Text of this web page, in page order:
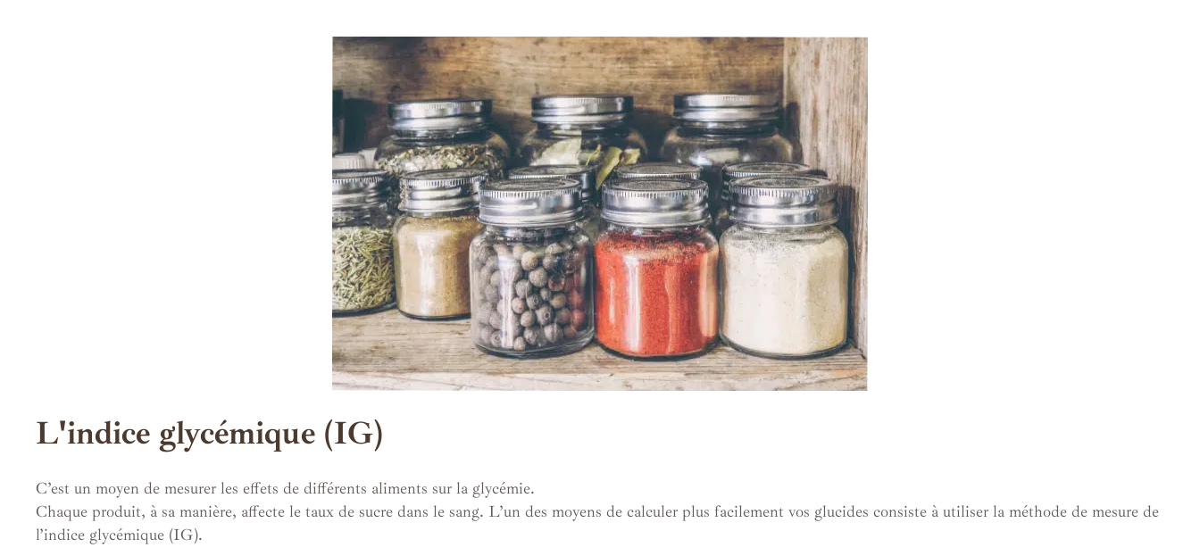
L'indice glycémique (IG)
C’est un moyen de mesurer les effets de différents aliments sur la glycémie.
Chaque produit, à sa manière, affecte le taux de sucre dans le sang. L’un des moyens de calculer plus facilement vos glucides consiste à utiliser la méthode de mesure de
l’indice glycémique (IG).